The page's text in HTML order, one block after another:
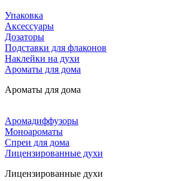
Упаковка
Аксессуары
Дозаторы
Подставки для флаконов
Наклейки на духи
Ароматы для дома
Ароматы для дома
Аромадиффузоры
Моноароматы
Спреи для дома
Лицензированные духи
Лицензированные духи